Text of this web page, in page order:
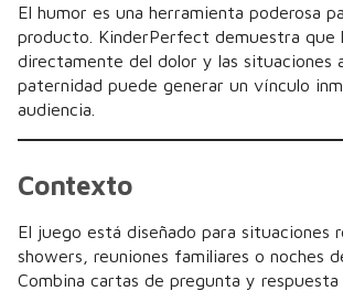
El humor es una herramienta poderosa
producto. KinderPerfect demuestra que
directamente del dolor y las situaciones
paternidad puede generar un vínculo
audiencia.
Contexto
El juego está diseñado para situaciones
showers, reuniones familiares o noches
Combina cartas de pregunta y respuesta